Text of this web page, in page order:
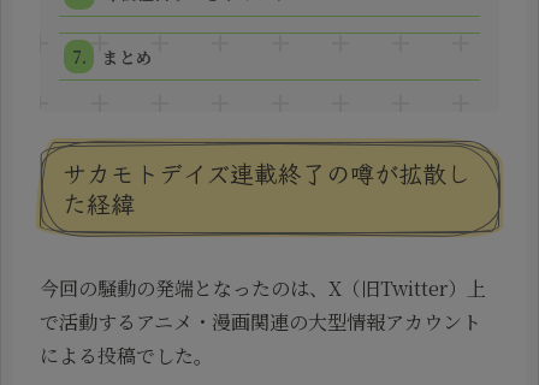
まとめ
サカモトデイズ連載終了の噂が拡散し
た経緯
今回の騒動の発端となったのは、X（旧Twitter）上
で活動するアニメ・漫画関連の大型情報アカウント
による投稿でした。